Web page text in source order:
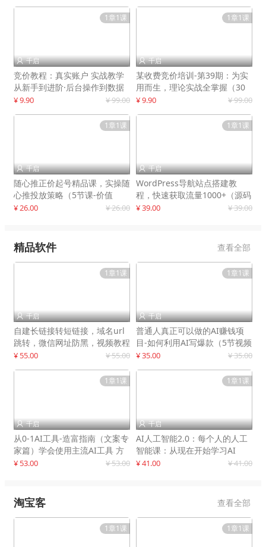
1章1课
 千启
竞价教程：真实账户 实战教学
从新手到进阶·后台操作到数据
优化
¥ 9.90 ¥ 99.00
1章1课
 千启
某收费竞价培训-第39期：为实
用而生，理论实战全掌握（30
节课）
¥ 9.90 ¥ 99.00
1章1课
 千启
随心推正价起号精品课，实操随
心推投放策略（5节课-价值
298）
¥ 26.00 ¥ 26.00
1章1课
 千启
WordPress导航站点搭建教
程，快速获取流量1000+（源码
+教程）
¥ 39.00 ¥ 39.00
精品软件 查看全部
1章1课
 千启
自建长链接转短链接，域名url
跳转，微信网址防黑，视频教程
手把手教你
¥ 55.00 ¥ 55.00
1章1课
 千启
普通人真正可以做的AI赚钱项
目-如何利用AI写爆款（5节视频
课）
¥ 35.00 ¥ 35.00
1章1课
 千启
从0-1AI工具-造富指南（文案专
家篇）学会使用主流AI工具 方
法和心法的融合
¥ 53.00 ¥ 53.00
1章1课
 千启
AI人工智能2.0：每个人的人工
智能课：从现在开始学习AI
¥ 41.00 ¥ 41.00
淘宝客 查看全部
1章1课 1章1课